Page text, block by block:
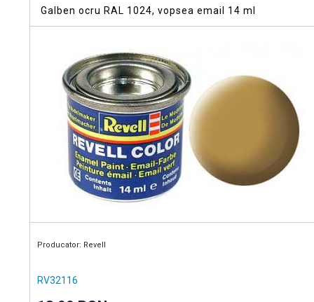
Galben ocru RAL 1024, vopsea email 14 ml
Producator: Revell
RV32116